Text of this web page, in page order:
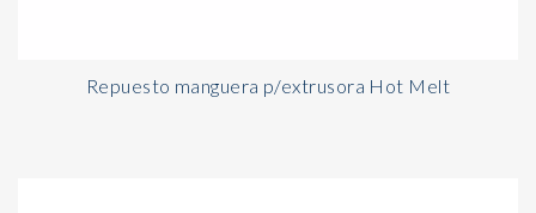
Repuesto manguera p/extrusora Hot Melt